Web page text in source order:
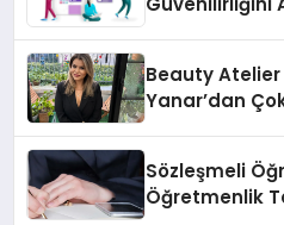
Beauty
Yanar’dan
Sözleşmeli
Öğretmenlik